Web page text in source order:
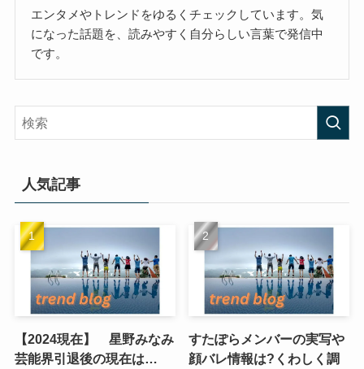
エンタメやトレンドをゆるくチェックしています。気
になった話題を、読みやすく自分らしい言葉で発信中
です。
人気記事
【2024現在】 星野みなみ
芸能界引退後の現在は…
すたぽらメンバーの実写や
顔バレ情報は?くわしく調